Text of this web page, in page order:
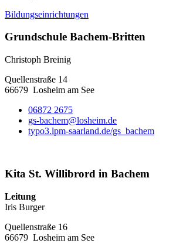
Bildungseinrichtungen
Grundschule Bachem-Britten
Christoph Breinig
Quellenstraße 14
66679 Losheim am See
06872 2675
gs-bachem@losheim.de
typo3.lpm-saarland.de/gs_bachem
Kita St. Willibrord in Bachem
Leitung
Iris Burger
Quellenstraße 16
66679 Losheim am See